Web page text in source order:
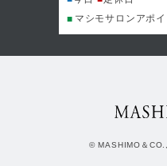
■ マシモサロンアポ
© MASHIMO＆